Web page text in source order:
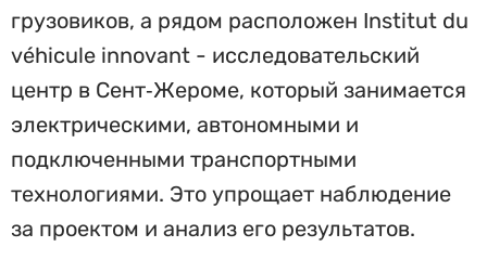
грузовиков, а рядом расположен Institut du
véhicule innovant - исследовательский
центр в Сент‑Жероме, который занимается
электрическими, автономными и
подключенными транспортными
технологиями. Это упрощает наблюдение
за проектом и анализ его результатов.